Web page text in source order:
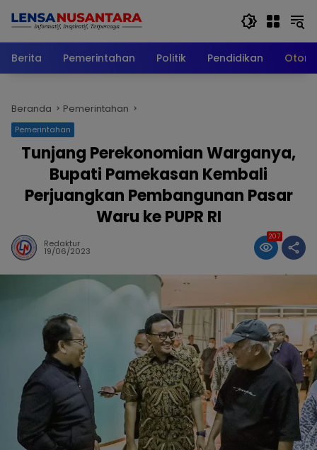
Berita
Pemerintahan Politik Pendidikan
Beranda Pemerintahan
Pemerintahan
Tunjang Perekonomian Warganya,
Bupati Pamekasan Kembali
Perjuangkan Pembangunan Pasar
Waru ke PUPR RI
Redaktur
19/06/2023
207